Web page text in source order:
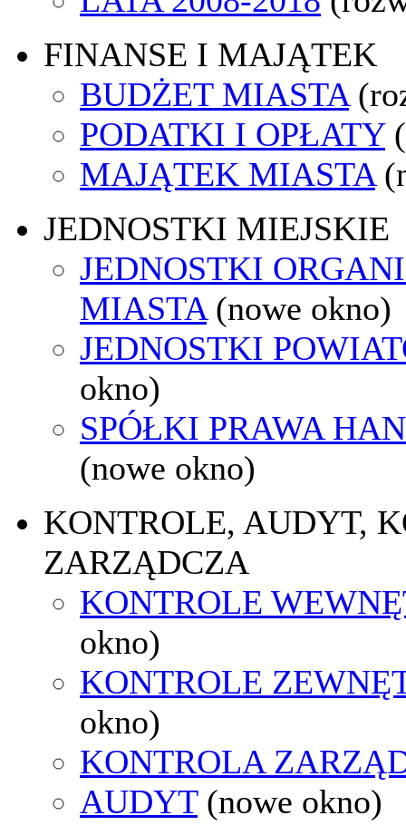
FINANSE I MAJĄTEK
BUDŻET MIASTA
PODATKI I OPŁATY
MAJĄTEK MIASTA
JEDNOSTKI MIEJSKIE
JEDNOSTKI
MIASTA (nowe okno)
JEDNOSTKI
okno)
SPÓŁKI PRAWA
(nowe okno)
KONTROLE, AUDYT,
ZARZĄDCZA
KONTROLE
okno)
KONTROLE
okno)
KONTROLA
AUDYT (nowe okno)